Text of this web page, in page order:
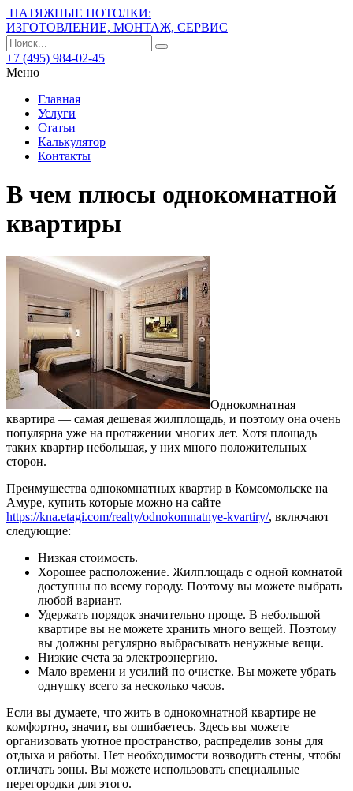
НАТЯЖНЫЕ ПОТОЛКИ:
ИЗГОТОВЛЕНИЕ, МОНТАЖ, СЕРВИС
+7 (495) 984-02-45
Меню
Главная
Услуги
Статьи
Калькулятор
Контакты
В чем плюсы однокомнатной
квартиры
Однокомнатная
квартира — самая дешевая жилплощадь, и поэтому она очень
популярна уже на протяжении многих лет. Хотя площадь
таких квартир небольшая, у них много положительных
сторон.
Преимущества однокомнатных квартир в Комсомольске на
Амуре, купить которые можно на сайте
https://kna.etagi.com/realty/odnokomnatnye-kvartiry/, включают
следующие:
Низкая стоимость.
Хорошее расположение. Жилплощадь с одной комнатой
доступны по всему городу. Поэтому вы можете выбрать
любой вариант.
Удержать порядок значительно проще. В небольшой
квартире вы не можете хранить много вещей. Поэтому
вы должны регулярно выбрасывать ненужные вещи.
Низкие счета за электроэнергию.
Мало времени и усилий по очистке. Вы можете убрать
однушку всего за несколько часов.
Если вы думаете, что жить в однокомнатной квартире не
комфортно, значит, вы ошибаетесь. Здесь вы можете
организовать уютное пространство, распределив зоны для
отдыха и работы. Нет необходимости возводить стены, чтобы
отличать зоны. Вы можете использовать специальные
перегородки для этого.